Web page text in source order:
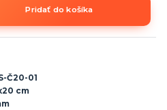
Pridať do košíka
Č20-01
cm